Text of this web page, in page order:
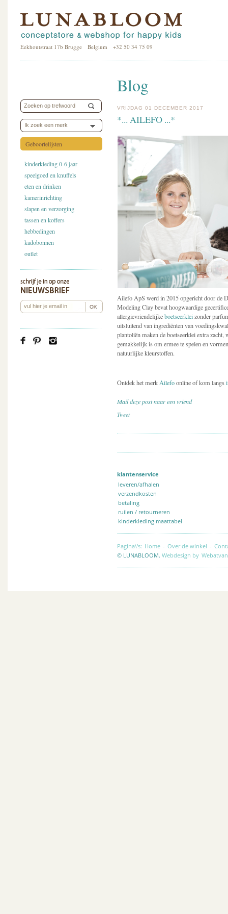
Eekhoutstraat 17b Brugge Belgium +32 50 34 75 09
Ik zoek een merk
Geboortelijsten
kinderkleding 0-6 jaar
speelgoed en knuffels
eten en drinken
kamerinrichting
slapen en verzorging
tassen en koffers
hebbedingen
kadobonnen
outlet
Blog
VRIJDAG 01 DECEMBER 2017
*... AILEFO ...*
Ailefo ApS werd in 2015 opgericht door de
Modeling Clay bevat hoogwaardige
allergievriendelijkeboetseerkleizonder
uitsluitend van ingrediënten van
plantoliën maken de boetseerklei extra
gemakkelijk is om ermee te spelen en
natuurlijke kleurstoffen.
Ontdek het merk Ailefoonline of kom langs
Mail deze post naar een vriend
Tweet
klantenservice
leveren/afhalen
verzendkosten
betaling
ruilen / retourneren
kinderkleding maattabel
Pagina\'s: Home - Over de winkel -
© LUNABLOOM. Webdesign by